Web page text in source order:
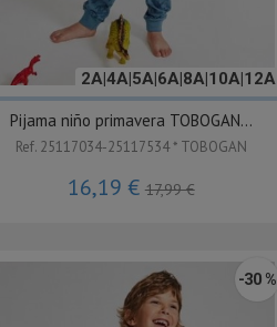
2A|4A|5A|6A|8A|10A|12A
Pijama niño primavera TOBOGAN...
Ref. 25117034-25117534 * TOBOGAN
16,19 € 17,99 €
-30 %